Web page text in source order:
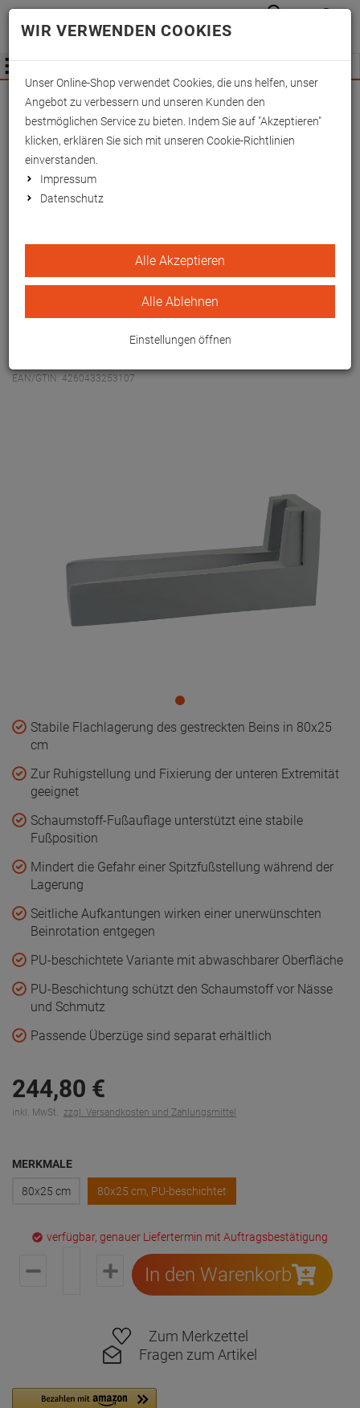
Wichtige Änderung für Fachhändler zum
01.09.2026 -Mehr Informationen hier
Anmelden
Menü
Flachlagerungsschiene für
Erwachsene 80x25cm, PU-
beschichtet
Flachlagerung mit Fußführung und seitlicher
EAN/GTIN: 4260433253107
Stabile Flachlagerung des gestreckten Beins in 80x25
cm
Zur Ruhigstellung und Fixierung der unteren Extremität
geeignet
Schaumstoff-Fußauflage unterstützt eine stabile
Fußposition
Mindert die Gefahr einer Spitzfußstellung während der
Lagerung
Seitliche Aufkantungen wirken einer unerwünschten
Beinrotation entgegen
PU-beschichtete Variante mit abwaschbarer Oberfläche
PU-Beschichtung schützt den Schaumstoff vor Nässe
und Schmutz
Passende Überzüge sind separat erhältlich
244,80 €
inkl. MwSt. zzgl. Versandkosten und Zahlungsmittel
MERKMALE
80x25 cm 80x25 cm, PU-beschichtet
verfügbar, genauer Liefertermin mit Auftragsbestätigung
In den Warenkorb
Zum Merkzettel
Fragen zum Artikel
WIR VERWENDEN COOKIES
Unser Online-Shop verwendet Cookies, die uns helfen, unser
Angebot zu verbessern und unseren Kunden den
bestmöglichen Service zu bieten. Indem Sie auf "Akzeptieren"
klicken, erklären Sie sich mit unseren Cookie-Richtlinien
einverstanden.
Impressum
Datenschutz
Alle Akzeptieren
Alle Ablehnen
Einstellungen öffnen